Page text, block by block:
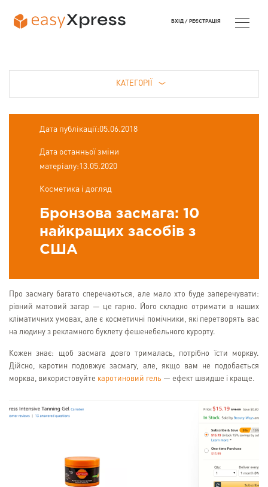
КАТЕГОРІЇ
Дата публікації:05.06.2018
Дата останньої зміни
матеріалу:13.05.2020
Косметика і догляд
Бронзова засмага: 10
найкращих засобів з
США
Про засмагу багато сперечаються, але мало хто буде заперечувати:
рівний матовий загар — це гарно. Його складно отримати в наших
кліматичних умовах, але є косметичні помічники, які перетворять вас
на людину з рекламного буклету фешенебельного курорту.
Кожен знає: щоб засмага довго трималась, потрібно їсти моркву.
Дійсно, каротин подовжує засмагу, але, якщо вам не подобається
морква, використовуйте каротиновий гель — ефект швидше і краще.
ВХІД / РЕЄСТРАЦІЯ